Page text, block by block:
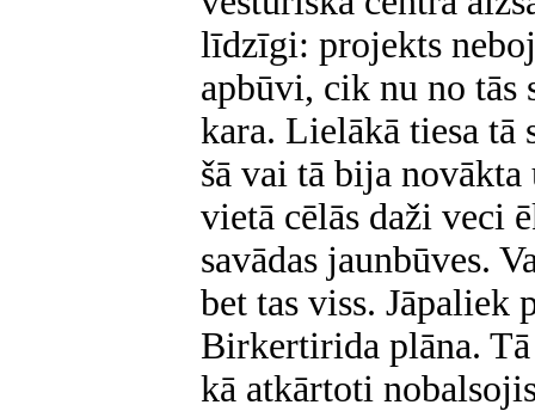
līdzīgi: projekts
apbūvi, cik nu no tās
kara. Lielākā tiesa tā
šā vai tā bija
vietā cēlās daži veci
savādas jaunbūves.
bet tas viss. Jāpaliek
Birkertirida plāna.
kā atkārtoti